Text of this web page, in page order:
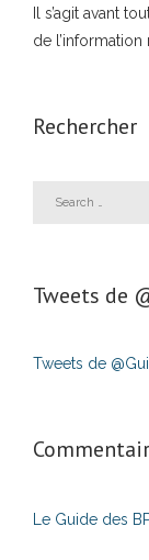
Il s’agit avant
de
Rechercher
Tweets de
Tweets de
Le Guide des